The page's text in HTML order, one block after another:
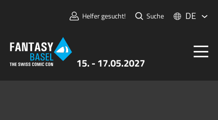
15. - 17.05.2027
Helfer gesucht! Suche DE